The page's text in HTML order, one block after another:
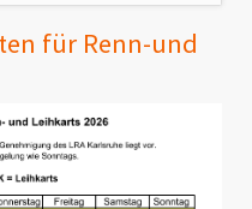
für Renn-und